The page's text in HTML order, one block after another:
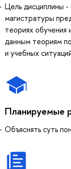
Цель дисциплины
магистратуры
теориях обучения
данным теориям
и учебных
Планируемые
Объяснять суть